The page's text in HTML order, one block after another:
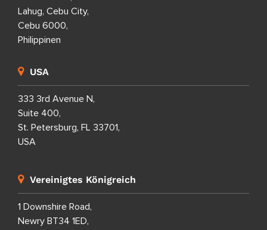
Lahug, Cebu City,
Cebu 6000,
Philippinen
USA
333 3rd Avenue N,
Suite 400,
St. Petersburg, FL 33701,
USA
Vereinigtes Königreich
1 Downshire Road,
Newry BT34 1ED,